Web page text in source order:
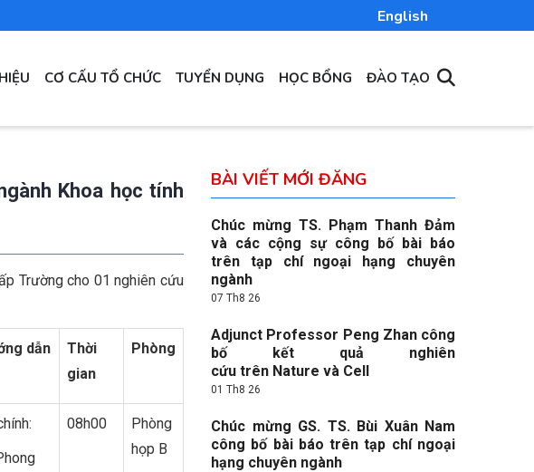
English
CƠ CẤU TỔ CHỨC TUYỂN DỤNG HỌC BỔNG ĐÀO TẠO
Khoa học tính
Trường cho 01 nghiên cứu
dẫn
Thời
gian
Phòng
08h00
Phòng
họp B
BÀI VIẾT MỚI ĐĂNG
Chúc mừng TS. Phạm Thanh Đảm
và các cộng sự công bố bài báo
trên tạp chí ngoại hạng chuyên
ngành
07 Th8 26
Adjunct Professor Peng Zhan công
bố kết quả nghiên
cứu trên Nature và Cell
01 Th8 26
Chúc mừng GS. TS. Bùi Xuân Nam
công bố bài báo trên tạp chí ngoại
hạng chuyên ngành